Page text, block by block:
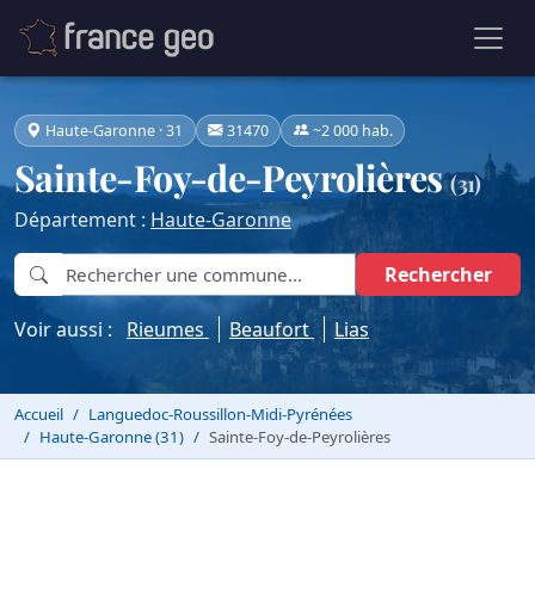
Haute-Garonne · 31 31470 ~2 000 hab.
Sainte-Foy-de-Peyrolières(31)
Département : Haute-Garonne
Rechercher
Voir aussi : Rieumes Beaufort Lias
Accueil
Languedoc-Roussillon-Midi-Pyrénées
Haute-Garonne (31)
Sainte-Foy-de-Peyrolières